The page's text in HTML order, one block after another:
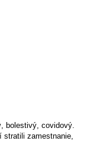
bolestivý, covidový.
zamestnanie,